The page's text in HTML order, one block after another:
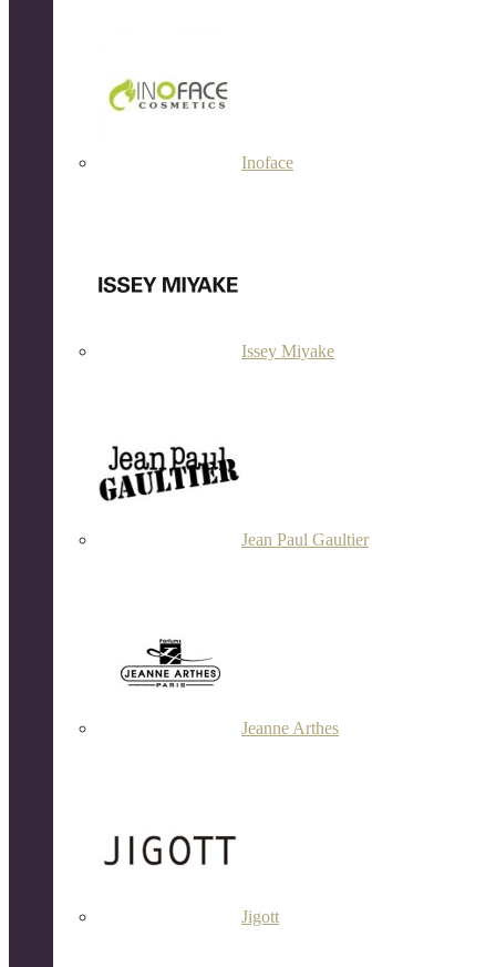
Inoface
Issey Miyake
Jean Paul Gaultier
Jeanne Arthes
Jigott